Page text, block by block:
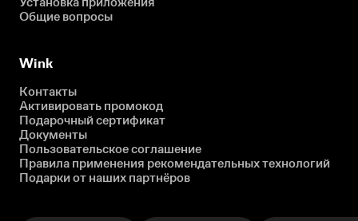
Общие вопросы
Wink
Контакты
Активировать промокод
Подарочный сертификат
Документы
Пользовательское соглашение
Правила применения рекомендательных технологий
Подарки от наших партнёров